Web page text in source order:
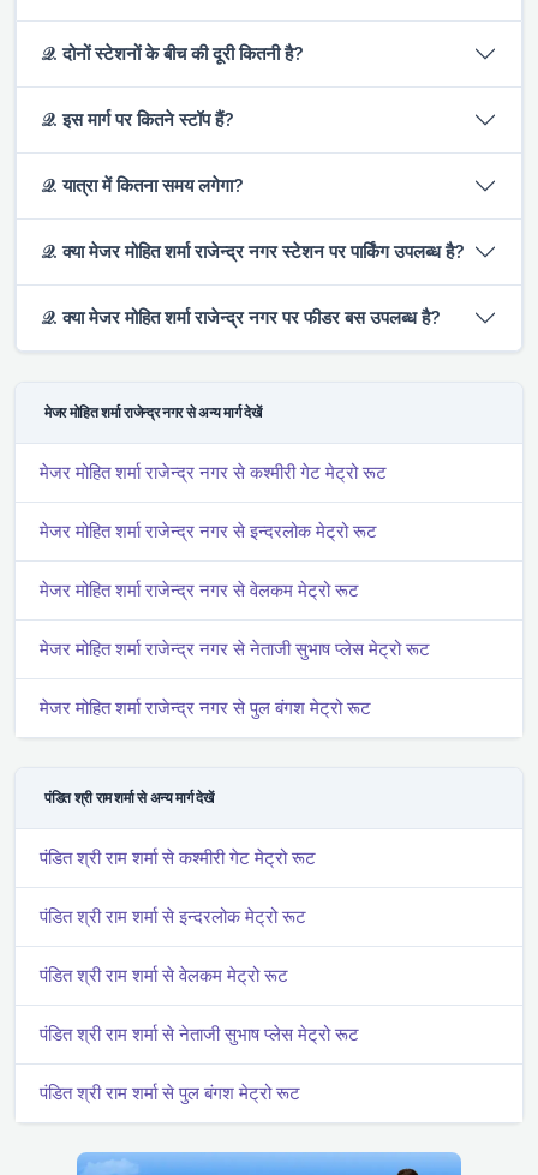
𝒬. दोनों स्टेशनों के बीच की दूरी कितनी है?
𝒬. इस मार्ग पर कितने स्टॉप हैं?
𝒬. यात्रा में कितना समय लगेगा?
𝒬. क्या मे‌‌जर मोहित शर्मा राजेन्द्र नगर स्टेशन पर पार्किंग उपलब्ध है?
𝒬. क्या मे‌‌जर मोहित शर्मा राजेन्द्र नगर पर फीडर बस उपलब्ध है?
मे‌‌जर मोहित शर्मा राजेन्द्र नगर से अन्य मार्ग देखें
मे‌‌जर मोहित शर्मा राजेन्द्र नगर से कश्मीरी गेट मेट्रो रूट
मे‌‌जर मोहित शर्मा राजेन्द्र नगर से इन्दरलोक मेट्रो रूट
मे‌‌जर मोहित शर्मा राजेन्द्र नगर से वेलकम मेट्रो रूट
मे‌‌जर मोहित शर्मा राजेन्द्र नगर से नेताजी सुभाष प्लेस मेट्रो रूट
मे‌‌जर मोहित शर्मा राजेन्द्र नगर से पुल बंगश मेट्रो रूट
पंडित श्री राम शर्मा से अन्य मार्ग देखें
पंडित श्री राम शर्मा से कश्मीरी गेट मेट्रो रूट
पंडित श्री राम शर्मा से इन्दरलोक मेट्रो रूट
पंडित श्री राम शर्मा से वेलकम मेट्रो रूट
पंडित श्री राम शर्मा से नेताजी सुभाष प्लेस मेट्रो रूट
पंडित श्री राम शर्मा से पुल बंगश मेट्रो रूट